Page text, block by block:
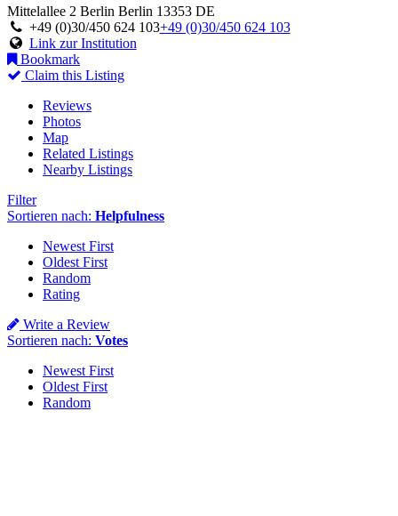
Mittelallee 2 Berlin Berlin 13353 DE
+49 (0)30/450 624 103+49 (0)30/450 624 103
Link zur Institution
Bookmark
Claim this Listing
Reviews
Photos
Map
Related Listings
Nearby Listings
Filter
Sortieren nach: Helpfulness
Newest First
Oldest First
Random
Rating
Write a Review
Sortieren nach: Votes
Newest First
Oldest First
Random